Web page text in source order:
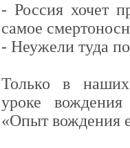
- Россия хочет
самое
- Неужели туда
Только в
уроке вождения
«Опыт вождения